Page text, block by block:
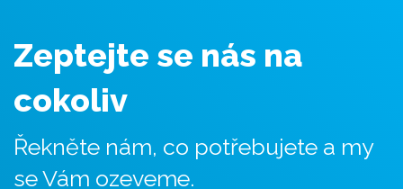
Zeptejte se nás na
cokoliv
Řekněte nám, co potřebujete a my
se Vám ozeveme.